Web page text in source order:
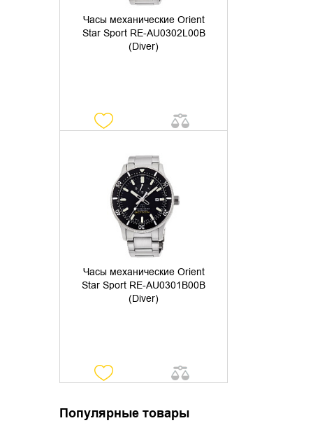
Часы механические Orient
Star Sport RE-AU0302L00B
(Diver)
Часы механические Orient
Star Sport RE-AU0301B00B
(Diver)
УТОЧНИТЬ НАЛИЧИЕ
Популярные товары